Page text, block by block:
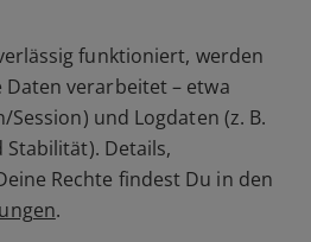
funktioniert, werden
verarbeitet – etwa
Session) und Logdaten (z. B.
Details,
Rechte findest Du in den
.